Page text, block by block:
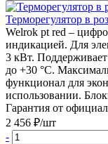
Терморегулятор в
Welrok pt red –
индикацией. Для
3 кВт.
до +30 °С.
функционал для
использовании.
Гарантия от
2 456 ₽/шт
-